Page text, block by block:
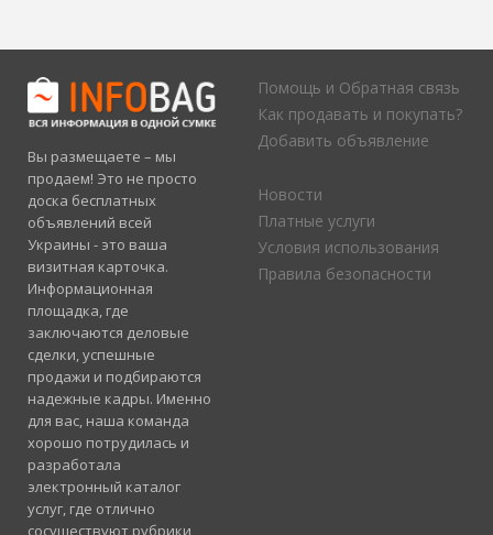
Вы размещаете – мы
продаем! Это не просто
доска бесплатных
объявлений всей
Украины - это ваша
визитная карточка.
Информационная
площадка, где
заключаются деловые
сделки, успешные
продажи и подбираются
надежные кадры. Именно
для вас, наша команда
хорошо потрудилась и
разработала
электронный каталог
услуг, где отлично
сосуществуют рубрики
Помощь и Обратная связь
Как продавать и покупать?
Добавить объявление
Новости
Платные услуги
Условия использования
Правила безопасности